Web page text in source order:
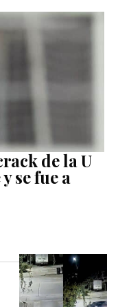
de la U
se fue a